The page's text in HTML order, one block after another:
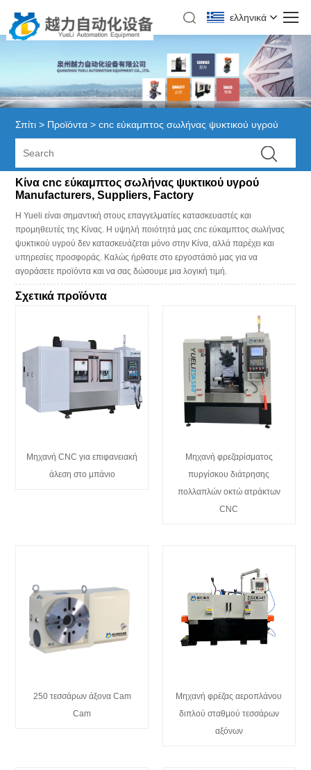
ελληνικά
Σπίτι > Προϊόντα > cnc εύκαμπτος σωλήνας ψυκτικού υγρού
Κίνα cnc εύκαμπτος σωλήνας ψυκτικού υγρού
Manufacturers, Suppliers, Factory
Η Yueli είναι σημαντική στους επαγγελματίες κατασκευαστές και
προμηθευτές της Κίνας. Η υψηλή ποιότητά μας cnc εύκαμπτος σωλήνας
ψυκτικού υγρού δεν κατασκευάζεται μόνο στην Κίνα, αλλά παρέχει και
υπηρεσίες προσφοράς. Καλώς ήρθατε στο εργοστάσιό μας για να
αγοράσετε προϊόντα και να σας δώσουμε μια λογική τιμή.
Σχετικά προϊόντα
Μηχανή CNC για επιφανειακή
άλεση στο μπάνιο
Μηχανή φρεζαρίσματος
πυργίσκου διάτρησης
πολλαπλών οκτώ ατράκτων
CNC
250 τεσσάρων άξονα Cam
Cam
Μηχανή φρέζας αεροπλάνου
διπλού σταθμού τεσσάρων
αξόνων